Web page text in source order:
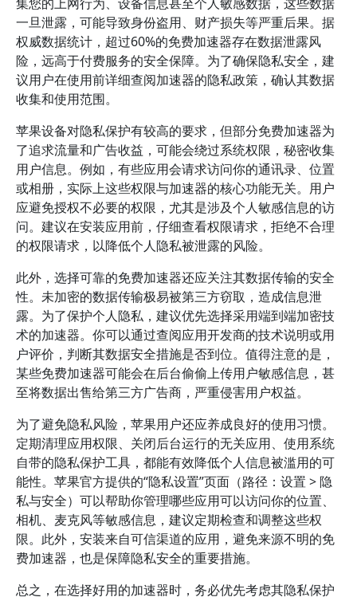
一旦泄露，可能导致身份盗用、财产损失等严重后果。据
权威数据统计，超过60%的免费加速器存在数据泄露风
险，远高于付费服务的安全保障。为了确保隐私安全，建
议用户在使用前详细查阅加速器的隐私政策，确认其数据
收集和使用范围。
苹果设备对隐私保护有较高的要求，但部分免费加速器为
了追求流量和广告收益，可能会绕过系统权限，秘密收集
用户信息。例如，有些应用会请求访问你的通讯录、位置
或相册，实际上这些权限与加速器的核心功能无关。用户
应避免授权不必要的权限，尤其是涉及个人敏感信息的访
问。建议在安装应用前，仔细查看权限请求，拒绝不合理
的权限请求，以降低个人隐私被泄露的风险。
此外，选择可靠的免费加速器还应关注其数据传输的安全
性。未加密的数据传输极易被第三方窃取，造成信息泄
露。为了保护个人隐私，建议优先选择采用端到端加密技
术的加速器。你可以通过查阅应用开发商的技术说明或用
户评价，判断其数据安全措施是否到位。值得注意的是，
某些免费加速器可能会在后台偷偷上传用户敏感信息，甚
至将数据出售给第三方广告商，严重侵害用户权益。
为了避免隐私风险，苹果用户还应养成良好的使用习惯。
定期清理应用权限、关闭后台运行的无关应用、使用系统
自带的隐私保护工具，都能有效降低个人信息被滥用的可
能性。苹果官方提供的“隐私设置”页面（路径：设置 > 隐
私与安全）可以帮助你管理哪些应用可以访问你的位置、
相机、麦克风等敏感信息，建议定期检查和调整这些权
限。此外，安装来自可信渠道的应用，避免来源不明的免
费加速器，也是保障隐私安全的重要措施。
总之，在选择好用的加速器时，务必优先考虑其隐私保护